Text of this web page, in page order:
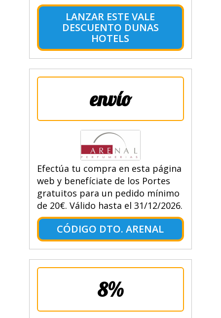
LANZAR ESTE VALE
DESCUENTO DUNAS
HOTELS
envío
Efectúa tu compra en esta página
web y benefíciate de los Portes
gratuitos para un pedido mínimo
de 20€. Válido hasta el 31/12/2026.
CÓDIGO DTO. ARENAL
8%